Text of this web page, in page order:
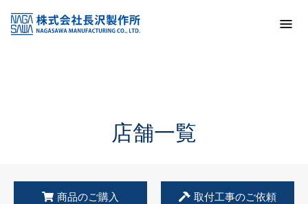
KSS加盟店・取扱店情報
店舗一覧
店舗一覧
商品のご購入 取付工事のご依頼